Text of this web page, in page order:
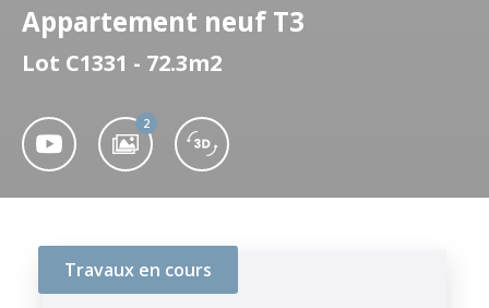
Appartement neuf T3
Lot C1331 - 72.3m2
2
Travaux en cours